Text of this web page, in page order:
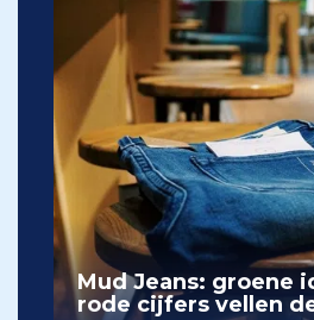
Mud Jeans: groene
rode cijfers vellen